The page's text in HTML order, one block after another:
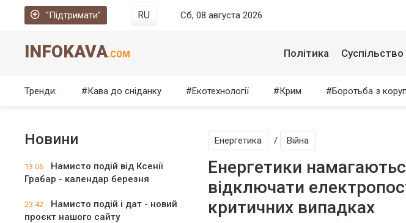
"Підтримати" RU Сб, 08 августа 2026
INFOKAVA.COM Політика Суспільство
Тренди: Кава до сніданку Екотехнології Крим Боротьба з
Новини
13:06
Намисто подій від Ксенії
Грабар - календар березня
23:42
Намисто подій і дат - новий
проєкт нашого сайту
Енергетика / Війна
Енергетики
відключати
критичних випадках